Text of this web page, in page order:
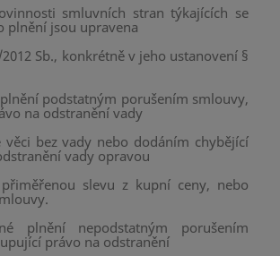
smluvních stran týkajících se
plnění jsou upravena
Sb., konkrétně v jeho ustanovení §
plnění podstatným porušením smlouvy,
na odstranění vady
věci bez vady nebo dodáním chybějící
vady opravou
slevu z kupní ceny, nebo
plnění nepodstatným porušením
právo na odstranění